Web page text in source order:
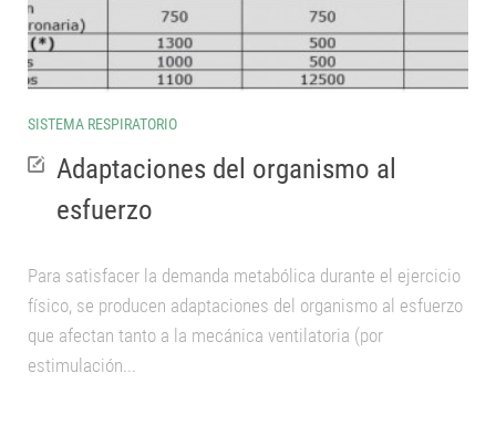
SISTEMA RESPIRATORIO
Adaptaciones del organismo al
esfuerzo
Para satisfacer la demanda metabólica durante el ejercicio
físico, se producen adaptaciones del organismo al esfuerzo
que afectan tanto a la mecánica ventilatoria (por
estimulación...